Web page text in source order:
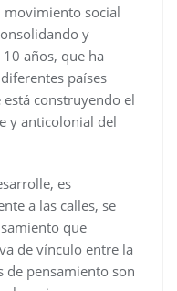
movimiento social
y
años, que ha
países
construyendo el
y anticolonial del
es
a las calles, se
que
de vínculo entre la
de pensamiento son